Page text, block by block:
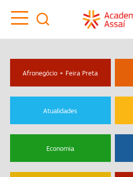
Afronegócio + Feira Preta
Atualidades
Economia